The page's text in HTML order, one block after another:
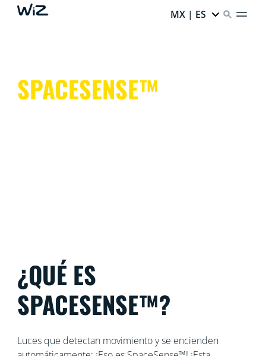
MX | ES
SPACESENSE™
¿QUÉ ES
SPACESENSE™?
Luces que detectan movimiento y se encienden